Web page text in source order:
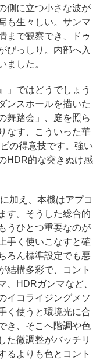
側に立つ小さな波が
も生々しい。サンマ
まで観察でき、ドゥ
びっしり。内部へ入
ました。
」ではどうでしょう
ンスホールを描いた
舞踏会」、庭を照ら
なす、こういった華
の得意技です。強い
HDR的な突きぬけ感
加え、本機はアプコ
す。そうした総合的
うひとつ重要なのが
手く使いこなすと確
ろん標準設定でも悪
結構多彩で、コント
、HDRガンマなど、
イコライジングメソ
く使うと環境光に合
き、そこへ階調や色
た微調整がバッチリ
るよりも色とコント